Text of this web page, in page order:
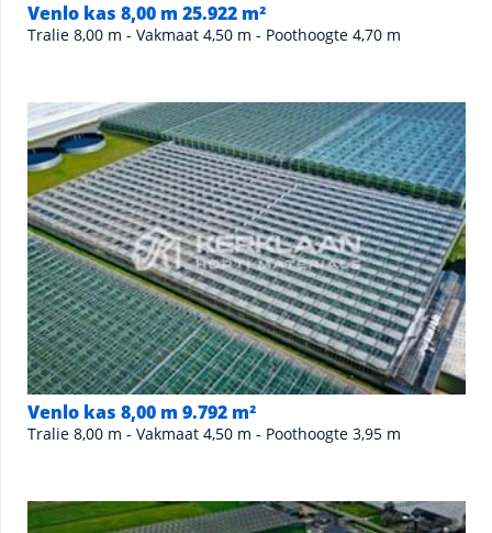
Venlo kas 8,00 m 25.922 m²
Tralie 8,00 m - Vakmaat 4,50 m - Poothoogte 4,70 m
Venlo kas 8,00 m 9.792 m²
Tralie 8,00 m - Vakmaat 4,50 m - Poothoogte 3,95 m